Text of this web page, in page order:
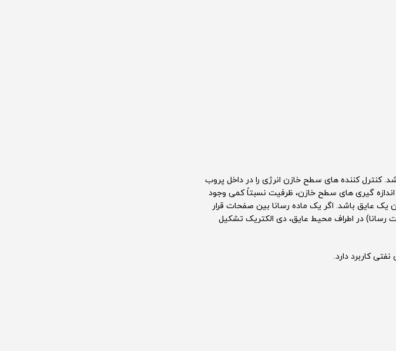
کنترل کننده های سطح خازن انرژی را در داخل پروب
اندازه گیری های سطح خازن، ظرفیت نسبتاً کمی وجود
صفحات باید به عنوان یک عایق باشد. اگر یک ماده رسانا بین صفحات قرار
رسانا) در اطراف محیط عایق، دی الکتریک تشکیل
کاربرد دارد.